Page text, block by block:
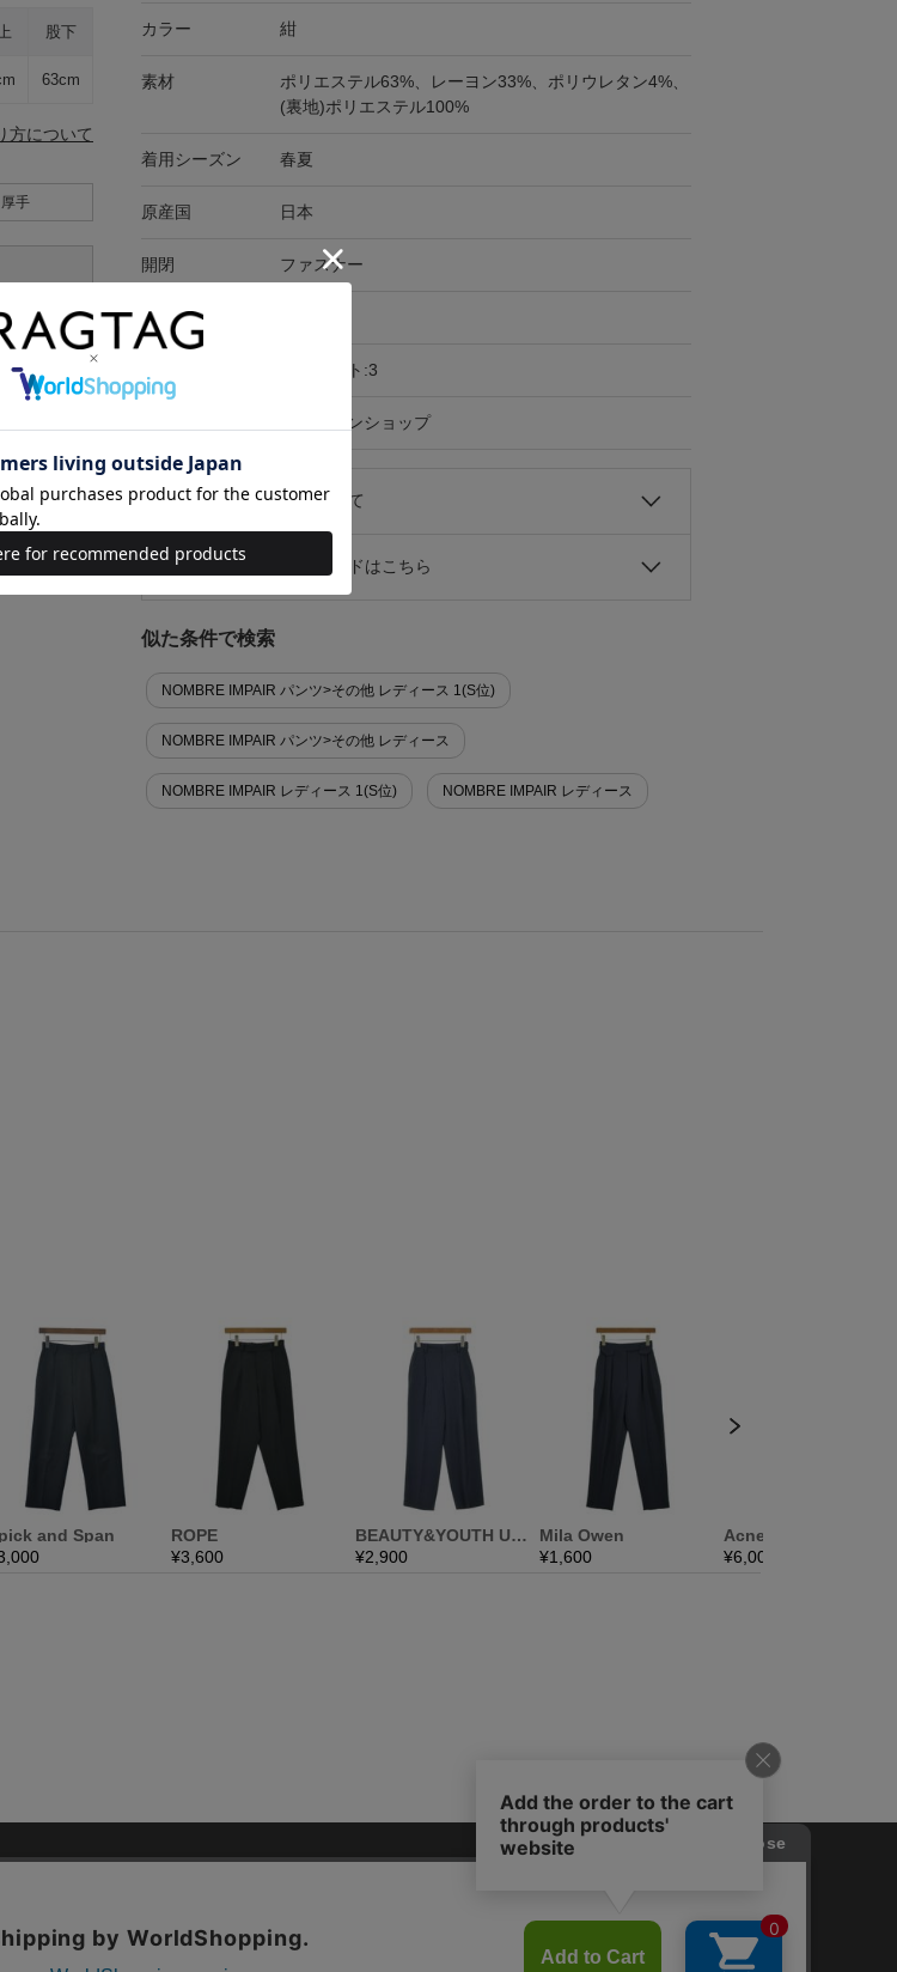
股下
63cm
方について
厚手
カラー 紺
素材
ポリエステル63%、レーヨン33%、ポリウレタン4%、
(裏地)ポリエステル100%
着用シーズン 春夏
原産国 日本
開閉 ファスナー
ポケット有無
外ポケット:3
オンラインショップ
キャンセル・返品について
お買い物時のご利用ガイドはこちら
似た条件で検索
NOMBRE IMPAIR パンツ>その他 レディース 1(S位)
NOMBRE IMPAIR パンツ>その他 レディース
NOMBRE IMPAIR レディース 1(S位) NOMBRE IMPAIR レディース
Line